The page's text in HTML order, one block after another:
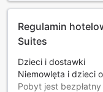
Regulamin
Suites
Dzieci i dostawki
Niemowlęta i dzieci
Pobyt jest